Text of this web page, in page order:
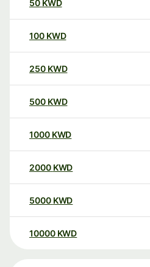
50 KWD
100 KWD
250 KWD
500 KWD
1000 KWD
2000 KWD
5000 KWD
10000 KWD